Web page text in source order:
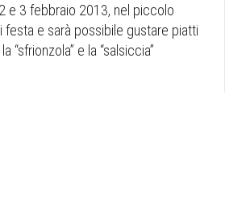
e 3 febbraio 2013, nel piccolo
festa e sarà possibile gustare piatti
“sfrionzola” e la “salsiccia”